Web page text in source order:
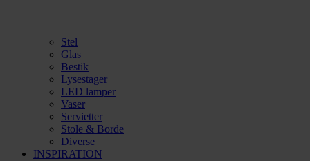
Stel
Glas
Bestik
Lysestager
LED lamper
Vaser
Servietter
Stole & Borde
Diverse
INSPIRATION